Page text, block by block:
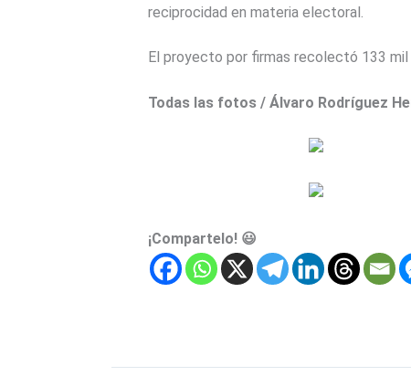
reciprocidad en materia electoral.
El proyecto por firmas recolectó 133 mil
Todas las fotos / Álvaro Rodríguez
¡Compartelo! 😃